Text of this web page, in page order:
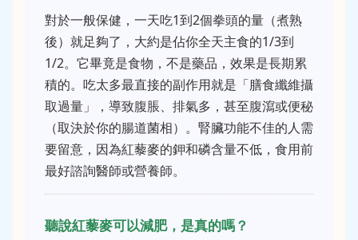
對於一般保健，一天吃1到2個拳頭的量（煮熟
後）就足夠了，大約是佔你全天主食的1/3到
1/2。它畢竟是食物，不是藥品，效果是長期累
積的。吃太多最直接的副作用就是「膳食纖維攝
取過量」，導致腹脹、排氣多，甚至腹瀉或便秘
（取決於你的腸道菌相）。腎臟功能不佳的人需
要留意，因為紅藜麥的鉀和磷含量不低，食用前
最好諮詢醫師或營養師。
聽說紅藜麥可以減肥，是真的嗎？